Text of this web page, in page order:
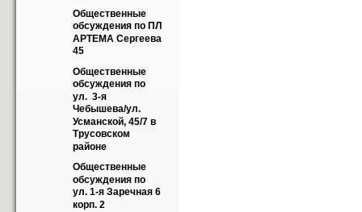
Общественные
обсуждения по ПЛ
АРТЕМА Сергеева
45
Общественные
обсуждения по
ул.  3-я
Чебышева/ул.
Усманской, 45/7 в
Трусовском
районе
Общественные
обсуждения по
ул. 1-я Заречная 6
корп. 2